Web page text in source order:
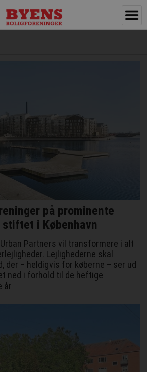
på prominente
i København
Partners vil transformere i alt
Lejlighederne skal
der – heldigvis for køberne – ser ud
ned i forhold til de heftige
år